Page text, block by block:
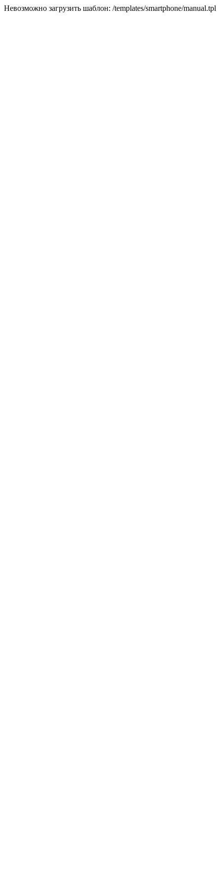
Невозможно загрузить шаблон: /templates/smartphone/manual.tpl